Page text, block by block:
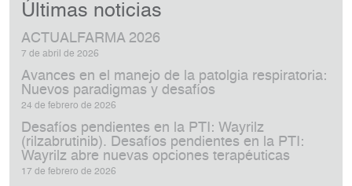
Últimas noticias
ACTUALFARMA 2026
7 de abril de 2026
Avances en el manejo de la patolgia respiratoria:
Nuevos paradigmas y desafíos
24 de febrero de 2026
Desafíos pendientes en la PTI: Wayrilz
(rilzabrutinib). Desafíos pendientes en la PTI:
Wayrilz abre nuevas opciones terapéuticas
17 de febrero de 2026